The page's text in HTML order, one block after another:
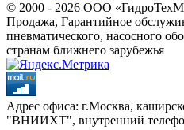
© 2000 - 2026 ООО
Продажа, Гарантийное
пневматического, насосного
странам ближнего зарубежья
Адрес офиса: г.Москва,
"ВНИИХТ", внутренний